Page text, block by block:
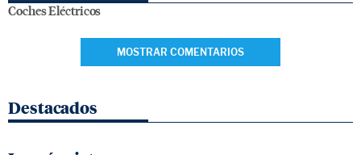
Coches Eléctricos
MOSTRAR COMENTARIOS
Destacados